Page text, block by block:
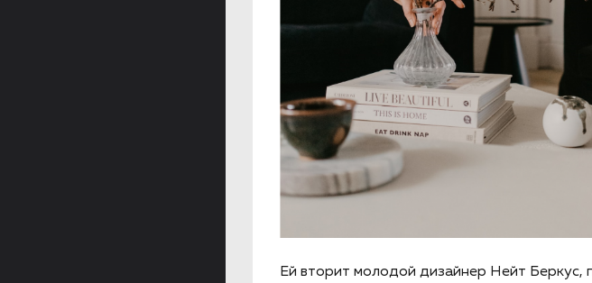
Ей вторит молодой дизайнер Нейт Беркус,